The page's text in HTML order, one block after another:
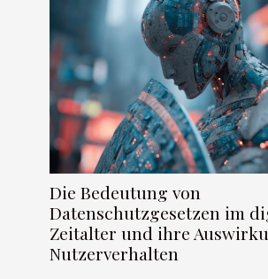
Die Bedeutung von
Datenschutzgesetzen im
Zeitalter und ihre
Nutzerverhalten